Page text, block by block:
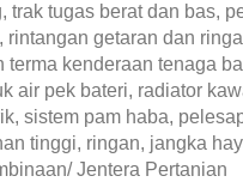
trak tugas berat dan bas,
rintangan getaran dan
terma kenderaan tenaga
pek bateri, radiator
sistem pam haba,
tinggi, ringan, jangka
Jentera Pertanian